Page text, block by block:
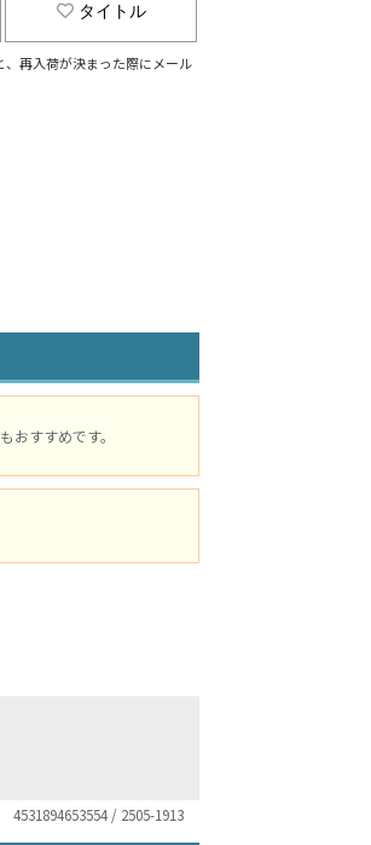
タイトル
再入荷が決まった際にメール
すすめです。
4531894653554 / 2505-1913